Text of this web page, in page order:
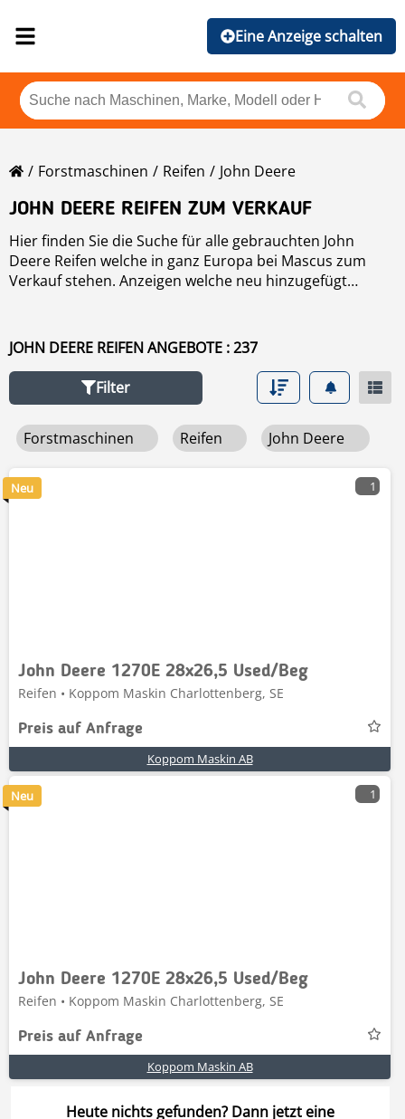
Eine Anzeige schalten
Forstmaschinen Reifen
John Deere
JOHN DEERE REIFEN ZUM VERKAUF
Hier finden Sie die Suche für alle gebrauchten John
Deere Reifen welche in ganz Europa bei Mascus zum
Verkauf stehen. Anzeigen welche neu hinzugefügt
Preis, etc sortiert werden. Um eine gebrauchte
finden, folgen Sie diesem Link.
JOHN DEERE REIFEN ANGEBOTE : 237
Filter
Forstmaschinen Reifen John Deere
1
John Deere 1270E 28x26,5 Used/Beg
Reifen • Koppom Maskin Charlottenberg, SE
Preis auf Anfrage
Koppom Maskin AB
Neu
1
John Deere 1270E 28x26,5 Used/Beg
Reifen • Koppom Maskin Charlottenberg, SE
Preis auf Anfrage
Koppom Maskin AB
Neu
Heute nichts gefunden? Dann jetzt eine